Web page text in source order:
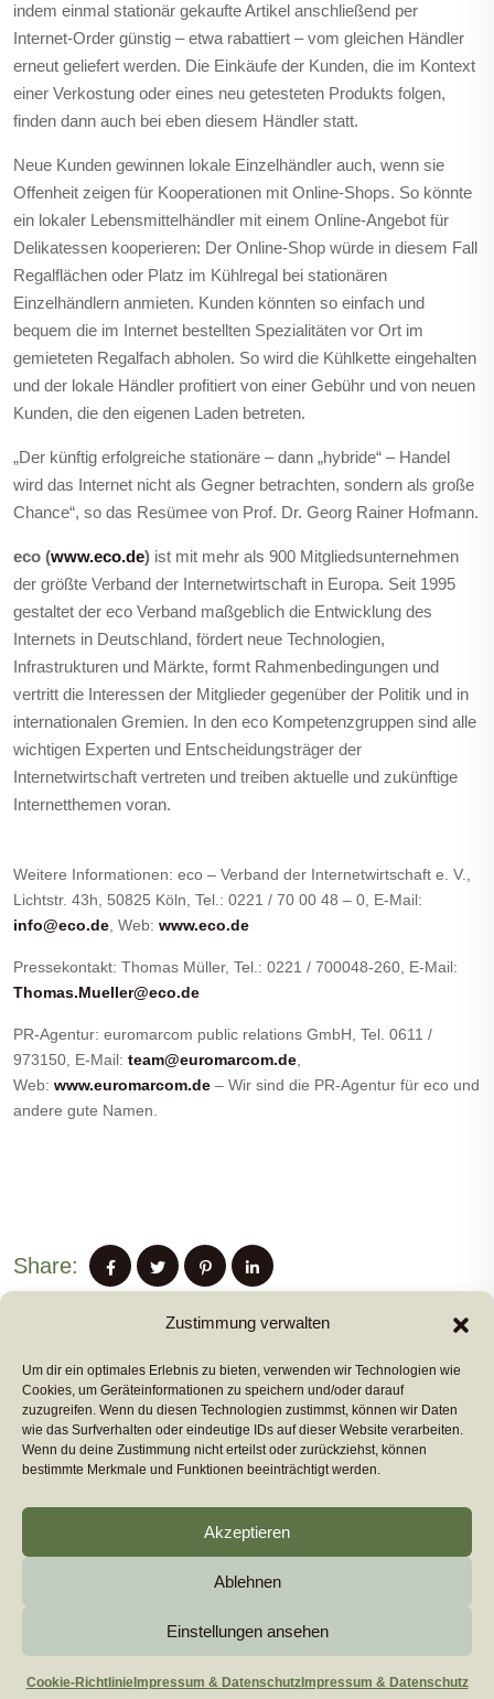
Zustimmung verwalten
Um dir ein optimales Erlebnis zu bieten, verwenden wir Technologien wie
Cookies, um Geräteinformationen zu speichern und/oder darauf
zuzugreifen. Wenn du diesen Technologien zustimmst, können wir Daten
wie das Surfverhalten oder eindeutige IDs auf dieser Website verarbeiten.
Wenn du deine Zustimmung nicht erteilst oder zurückziehst, können
bestimmte Merkmale und Funktionen beeinträchtigt werden.
Akzeptieren
Ablehnen
Einstellungen ansehen
Cookie-RichtlinieImpressum & DatenschutzImpressum & Datenschutz
indem einmal stationär gekaufte Artikel anschließend per
Internet-Order günstig – etwa rabattiert – vom gleichen Händler
erneut geliefert werden. Die Einkäufe der Kunden, die im Kontext
einer Verkostung oder eines neu getesteten Produkts folgen,
finden dann auch bei eben diesem Händler statt.
Neue Kunden gewinnen lokale Einzelhändler auch, wenn sie
Offenheit zeigen für Kooperationen mit Online-Shops. So könnte
ein lokaler Lebensmittelhändler mit einem Online-Angebot für
Delikatessen kooperieren: Der Online-Shop würde in diesem Fall
Regalflächen oder Platz im Kühlregal bei stationären
Einzelhändlern anmieten. Kunden könnten so einfach und
bequem die im Internet bestellten Spezialitäten vor Ort im
gemieteten Regalfach abholen. So wird die Kühlkette eingehalten
und der lokale Händler profitiert von einer Gebühr und von neuen
Kunden, die den eigenen Laden betreten.
„Der künftig erfolgreiche stationäre – dann „hybride“ – Handel
wird das Internet nicht als Gegner betrachten, sondern als große
Chance“, so das Resümee von Prof. Dr. Georg Rainer Hofmann.
eco (www.eco.de) ist mit mehr als 900 Mitgliedsunternehmen
der größte Verband der Internetwirtschaft in Europa. Seit 1995
gestaltet der eco Verband maßgeblich die Entwicklung des
Internets in Deutschland, fördert neue Technologien,
Infrastrukturen und Märkte, formt Rahmenbedingungen und
vertritt die Interessen der Mitglieder gegenüber der Politik und in
internationalen Gremien. In den eco Kompetenzgruppen sind alle
wichtigen Experten und Entscheidungsträger der
Internetwirtschaft vertreten und treiben aktuelle und zukünftige
Internetthemen voran.
Weitere Informationen: eco – Verband der Internetwirtschaft e. V.,
Lichtstr. 43h, 50825 Köln, Tel.: 0221 / 70 00 48 – 0, E-Mail:
info@eco.de , Web: www.eco.de
Pressekontakt: Thomas Müller, Tel.: 0221 / 700048-260, E-Mail:
Thomas.Mueller@eco.de
PR-Agentur: euromarcom public relations GmbH, Tel. 0611 /
973150, E-Mail: team@euromarcom.de
Web: www.euromarcom.de – Wir sind die PR-Agentur für eco und
andere gute Namen.
Share:
PREVIUS POST
NEXT POST
euromarcomAll Rights Reserved by